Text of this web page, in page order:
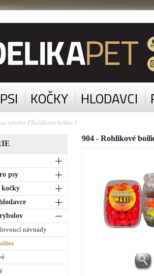
PSI KOČKY HLODAVCI
rybolov/ Rohlikové boilies /
psy
návnady
904 - Rohlikové